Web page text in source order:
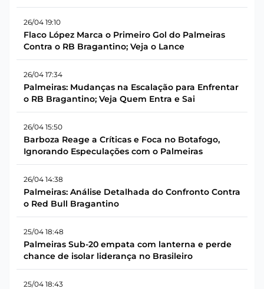
26/04 19:10
Flaco López Marca o Primeiro Gol do Palmeiras
Contra o RB Bragantino; Veja o Lance
26/04 17:34
Palmeiras: Mudanças na Escalação para Enfrentar
o RB Bragantino; Veja Quem Entra e Sai
26/04 15:50
Barboza Reage a Críticas e Foca no Botafogo,
Ignorando Especulações com o Palmeiras
26/04 14:38
Palmeiras: Análise Detalhada do Confronto Contra
o Red Bull Bragantino
25/04 18:48
Palmeiras Sub-20 empata com lanterna e perde
chance de isolar liderança no Brasileiro
25/04 18:43